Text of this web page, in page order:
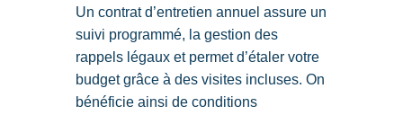
Un contrat d’entretien annuel assure un
suivi programmé, la gestion des
rappels légaux et permet d’étaler votre
budget grâce à des visites incluses. On
bénéficie ainsi de conditions